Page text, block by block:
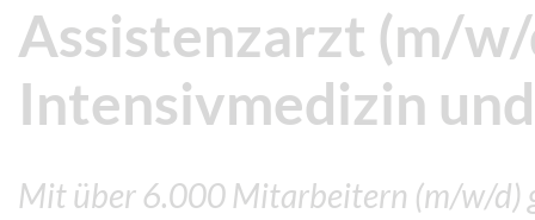
Assistenzarzt (m/
Intensivmedizin
Mit über 6.000 Mitarbeitern (m/w/d)